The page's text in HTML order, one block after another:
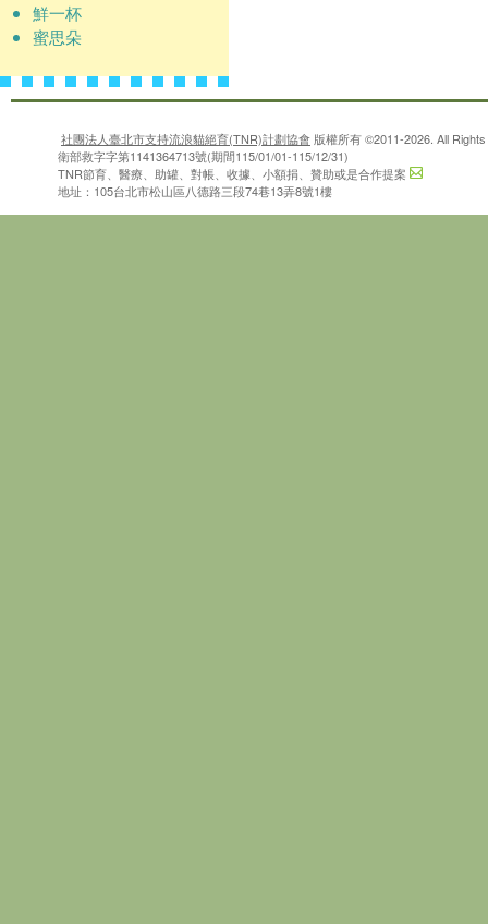
鮮一杯
蜜思朵
社團法人臺北市支持流浪貓絕育(TNR)計劃協會 版權所有 ©2011-2026. All
衛部救字字第1141364713號(期間115/01/01-115/12/31)
TNR節育、醫療、助罐、對帳、收據、小額捐、贊助或是合作提案
地址：105台北市松山區八德路三段74巷13弄8號1樓